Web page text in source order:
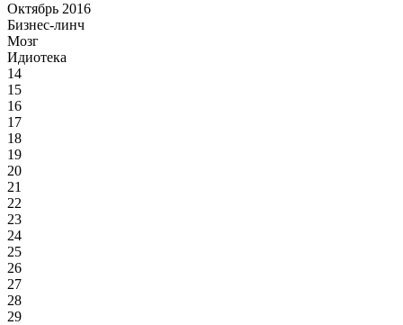
Октябрь 2016
Бизнес-линч
Мозг
Идиотека
14
15
16
17
18
19
20
21
22
23
24
25
26
27
28
29